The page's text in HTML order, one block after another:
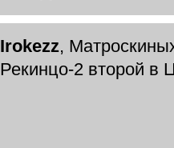
Irokezz,
Рекинцо-2 второй